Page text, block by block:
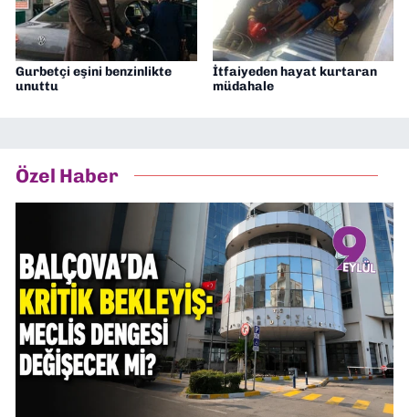
Gurbetçi eşini benzinlikte
unuttu
İtfaiyeden hayat kurtaran
müdahale
Özel Haber